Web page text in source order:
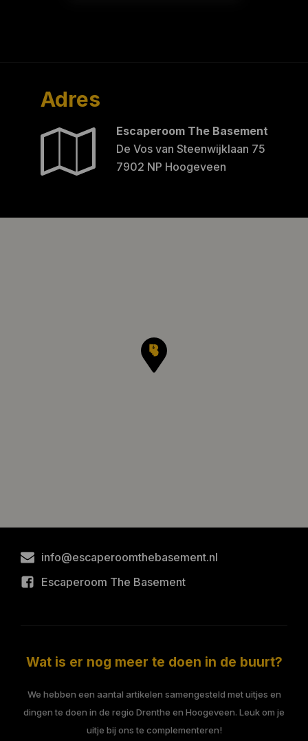
Adres
Escaperoom The Basement
De Vos van Steenwijklaan 75
7902 NP Hoogeveen
info@escaperoomthebasement.nl
Escaperoom The Basement
Wat is er nog meer te doen in de buurt?
We hebben een aantal artikelen samengesteld met uitjes en
dingen te doen in de regio Drenthe en Hoogeveen. Leuk om je
uitje bij ons te complementeren!